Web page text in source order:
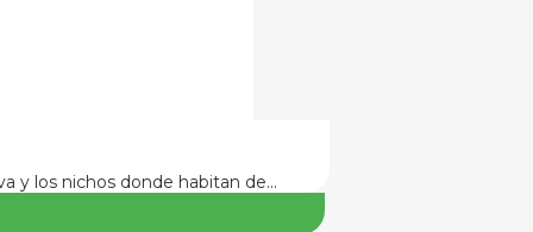
y los nichos donde habitan de…